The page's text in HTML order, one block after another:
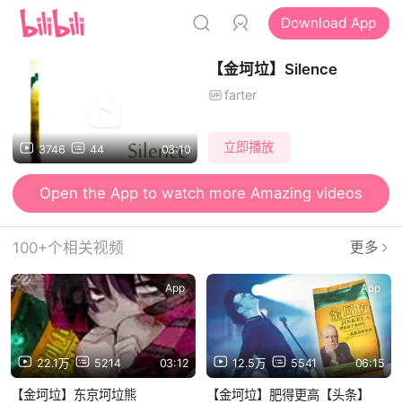
Download App
3746 44 03:10
【金坷垃】Silence
farter
立即播放
Open the App to watch more Amazing videos
100+个相关视频 更多
22.1万 5214 03:12
App
【金坷垃】东京坷垃熊
12.5万 5541 06:15
App
【金坷垃】肥得更高【头条】